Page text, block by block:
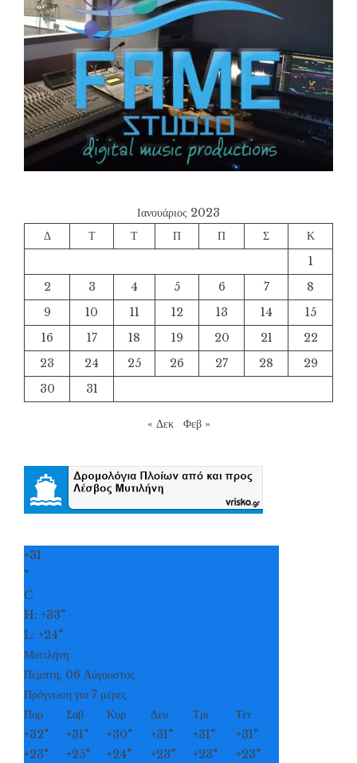
Ιανουάριος 2023
Δ
Τ Τ Π Π Σ
Κ
1
2
3 4 5 6 7
8
9
10 11 12 13 14
15
16
17 18 19 20 21
22
23
24 25 26 27 28
29
30
31
« Δεκ Φεβ »
+31
°
C
H: +33°
L: +24°
Μυτιλήνη
Πέμπτη, 06 Αύγουστος
Πρόγνωση για 7 μέρες
Παρ
Σαβ Κυρ Δευ Τρι
Τετ
+32° +31° +30° +31° +31° +31°
+23° +25° +24° +23° +23° +23°